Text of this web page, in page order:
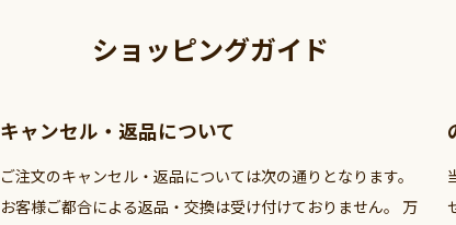
ショッピングガイド
キャンセル・返品について
ご注文のキャンセル・返品については次の通りとなります。
お客様ご都合による返品・交換は受け付けておりません。 万